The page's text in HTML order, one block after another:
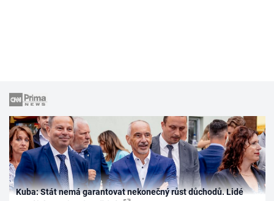
Kuba: Stát nemá garantovat nekonečný růst důchodů. Lidé